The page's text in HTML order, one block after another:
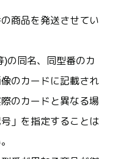
商品を発送させてい
)の同名、同型番のカ
のカードに記載され
のカードと異なる場
」を指定することは